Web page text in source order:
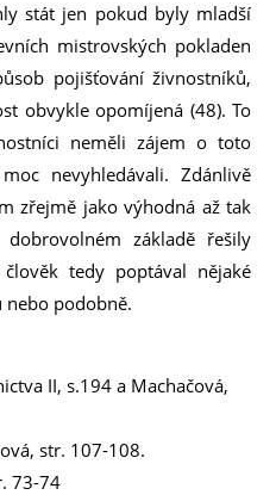
stát jen pokud byly mladší
mistrovských pokladen
pojišťování živnostníků,
obvykle opomíjená (48). To
neměli zájem o toto
nevyhledávali. Zdánlivě
zřejmě jako výhodná až tak
základě řešily
tedy poptával nějaké
podobně.
II, s.194 a Machačová,
str. 107-108.
73-74